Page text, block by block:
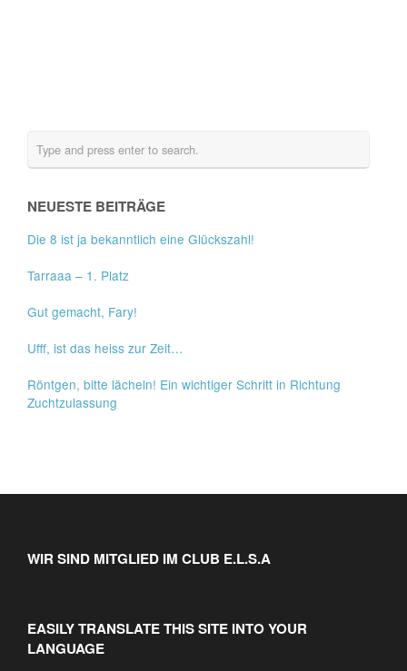
NEUESTE BEITRÄGE
Die 8 ist ja bekanntlich eine Glückszahl!
Tarraaa – 1. Platz
Gut gemacht, Fary!
Ufff, ist das heiss zur Zeit…
Röntgen, bitte lächeln! Ein wichtiger Schritt in Richtung
Zuchtzulassung
WIR SIND MITGLIED IM CLUB E.L.S.A
EASILY TRANSLATE THIS SITE INTO YOUR
LANGUAGE